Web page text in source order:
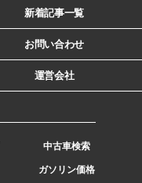
新着記事一覧
お問い合わせ
運営会社
中古車検索
ガソリン価格